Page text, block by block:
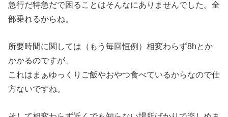
急行だ特急だで困ることはそんなにありませんでした。全
部乗れるからね。
所要時間に関しては（もう毎回恒例）相変わらず8hとか
かかるのですが、
これはまぁゆっくりご飯やおやつ食べているからなので仕
方ないですね。